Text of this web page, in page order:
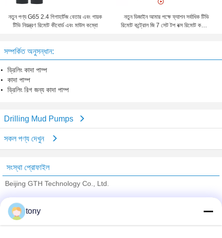
নতুন পণ্য G65 2.4 গিগাহার্টজ বেতার এবং গায়ক
টিভি নিয়ন্ত্রণ রিমোট কীবোর্ড এবং মাউস কম্বো
নতুন ডিজাইন আমার পক্ষে ফ্যাশন সর্বাধিক টিভি
রিমোট কন্ট্রোল জি 7 সেট টপ বক্স রিমোট কন্ট্রোল
সম্পর্কিত অনুসন্ধান:
ড্রিলিং কাদা পাম্প
কাদা পাম্প
ড্রিলিং রিগ জন্য কাদা পাম্প
Drilling Mud Pumps
সকল পণ্য দেখুন
সংস্থা প্রোফাইল
Beijing GTH Technology Co., Ltd.
Trust Seal
tony